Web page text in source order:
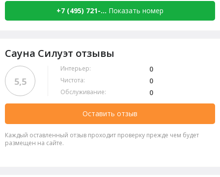
+7 (495) 721-... Показать номер
Сауна Силуэт отзывы
5,5
Интерьер: 0
Чистота: 0
Обслуживание: 0
Оставить отзыв
Каждый оставленный отзыв проходит проверку прежде чем будет
размещен на сайте.